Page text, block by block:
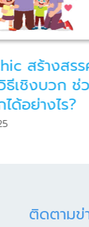
สร้างสร
ธีเชิงบวก ช่
ด้อย่างไร?
ติดตามข่